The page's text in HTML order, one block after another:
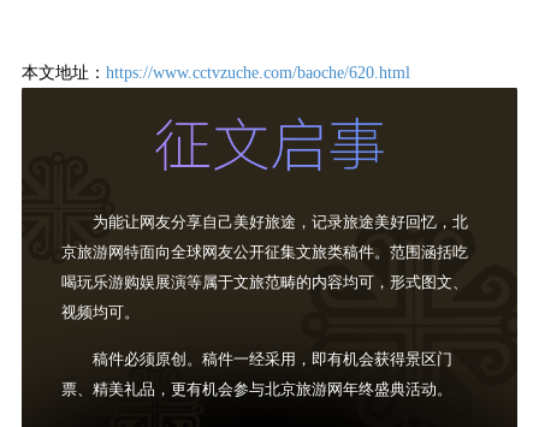
本文地址： https://www.cctvzuche.com/baoche/620.html
为能让网友分享自己美好旅途，记录旅途美好回忆，北
京旅游网特面向全球网友公开征集文旅类稿件。范围涵括吃
喝玩乐游购娱展演等属于文旅范畴的内容均可，形式图文、
视频均可。
稿件必须原创。稿件一经采用，即有机会获得景区门
票、精美礼品，更有机会参与北京旅游网年终盛典活动。